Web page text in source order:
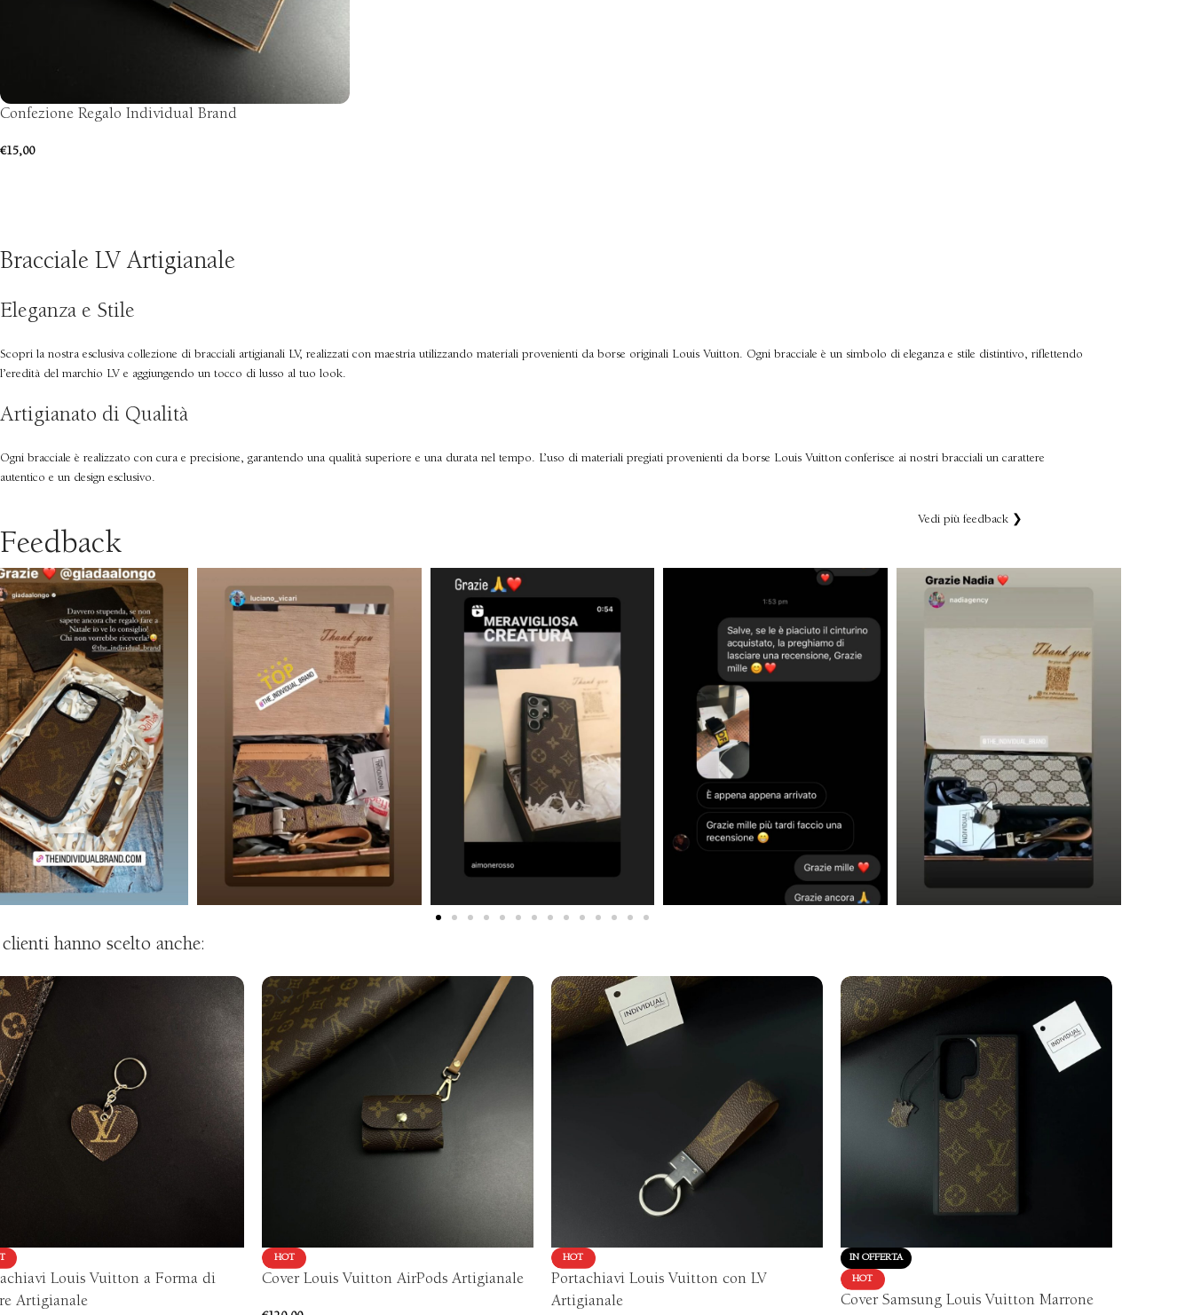
Confezione Regalo Individual Brand
€15,00
Bracciale LV Artigianale
Eleganza e Stile
Scopri la nostra esclusiva collezione di bracciali artigianali LV, realizzati con maestria utilizzando materiali provenienti da borse originali Louis Vuitton. Ogni bracciale è un simbolo di eleganza e stile distintivo, riflettendo
l’eredità del marchio LV e aggiungendo un tocco di lusso al tuo look.
Artigianato di Qualità
Ogni bracciale è realizzato con cura e precisione, garantendo una qualità superiore e una durata nel tempo. L’uso di materiali pregiati provenienti da borse Louis Vuitton conferisce ai nostri bracciali un carattere
autentico e un design esclusivo.
Feedback
Vedi più feedback ❯
hanno scelto anche:
Louis Vuitton a Forma di
Artigianale
HOT
Cover Louis Vuitton AirPods Artigianale
HOT
Portachiavi Louis Vuitton con LV
Artigianale
IN OFFERTA
HOT
Cover Samsung Louis Vuitton Marrone